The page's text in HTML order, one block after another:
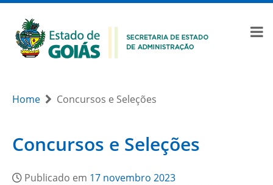
Home Concursos e Seleções
Concursos e Seleções
Publicado em 17 novembro 2023